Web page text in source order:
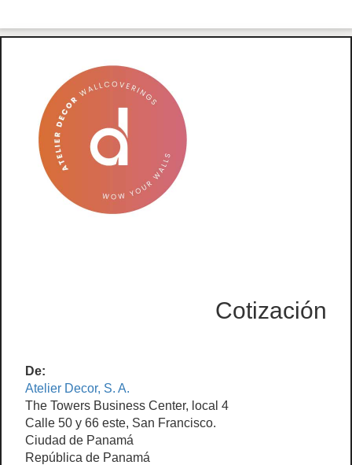
Cotización
De:
Atelier Decor, S. A.
The Towers Business Center, local 4
Calle 50 y 66 este, San Francisco.
Ciudad de Panamá
República de Panamá